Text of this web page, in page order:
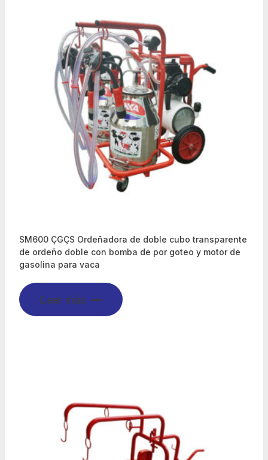
SM600 ÇGÇS Ordeñadora de doble cubo transparente
de ordeño doble con bomba de por goteo y motor de
gasolina para vaca
Leer más